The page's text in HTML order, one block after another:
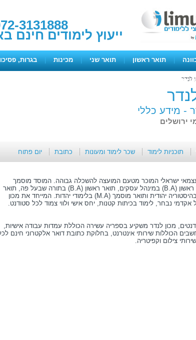
3131888
ייעוץ לימודים חינם
| תואר ראשון | תואר שני | מכינות | בגרות,
לנדר
- מידע כללי
ירושלים
תוכניות לימוד שכר לימוד ומעונות כתובת יום פתוח
ישראלי המוכר מטעם המועצה להשכלה גבוהה. המוסד מוסמך
להעניק תואר ראשון (B.A) במינהל עסקים, תואר ראשון (B.A) בתורה שבעל פה, תואר
ראשון (B.A) בהיסטוריה יהודית ותואר מוסמך (M.A) בלימודי יהדות. המייחד את מכון
אקדמי נבחר, לימוד בכיתות קטנות, יחס אישי ולווי צמוד לכל סטודנט.
מכון לנדר משקיע בספריה עשירה הכוללת עמדות עבודה אישיות,
הכוללות שירותי אינטרנט, בחלוקת כתובת דואר אלקטרוני חינם
צילום וקפיטריה.